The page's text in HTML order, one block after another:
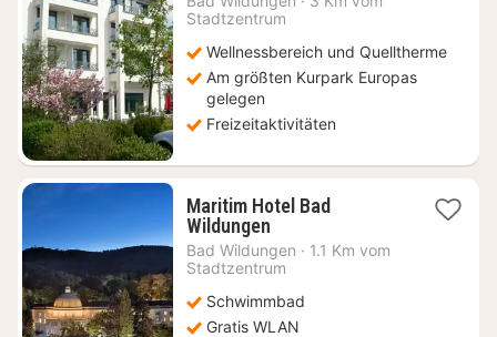
Stadtzentrum
Wellnessbereich und Quelltherme
Am größten Kurpark Europas
gelegen
Freizeitaktivitäten
Maritim Hotel Bad
Wildungen1
Nacht
ab
€
Bad Wildungen · 1.1 Km vom
Stadtzentrum
Schwimmbad
Gratis WLAN